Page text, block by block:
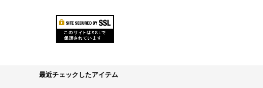
最近チェックしたアイテム